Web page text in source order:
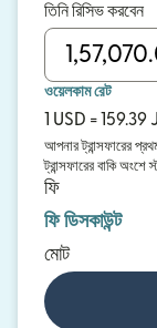
তিনি রিসিভ করবেন
ওয়েলকাম রেট
1 USD = 159.39
আপনার ট্রান্সফারের
ট্রান্সফারের বাকি
ফি
ফি ডিসকাউন্ট
মোট